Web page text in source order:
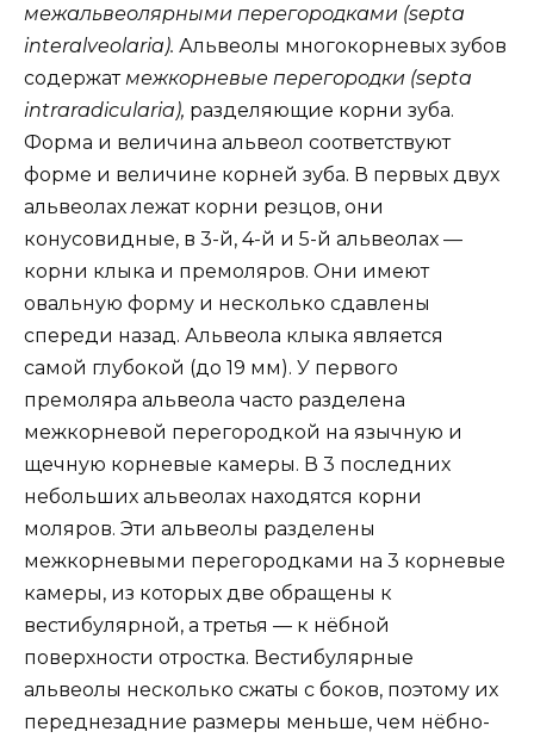
межальвеолярными перегородками (septa
interalveolaria). Альвеолы многокорневых зубов
содержатмежкорневые перегородки (septa
intraradicularia), разделяющие корни зуба.
Форма и величина альвеол соответствуют
форме и величине корней зуба. В первых двух
альвеолах лежат корни резцов, они
конусовидные, в 3-й, 4-й и 5-й альвеолах —
корни клыка и премоляров. Они имеют
овальную форму и несколько сдавлены
спереди назад. Альвеола клыка является
самой глубокой (до 19 мм). У первого
премоляра альвеола часто разделена
межкорневой перегородкой на язычную и
щечную корневые камеры. В 3 последних
небольших альвеолах находятся корни
моляров. Эти альвеолы разделены
межкорневыми перегородками на 3 корневые
камеры, из которых две обращены к
вестибулярной, а третья — к нёбной
поверхности отростка. Вестибулярные
альвеолы несколько сжаты с боков, поэтому их
переднезадние размеры меньше, чем нёбно-